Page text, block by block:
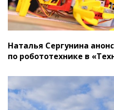
Наталья Сергунина
по робототехнике в